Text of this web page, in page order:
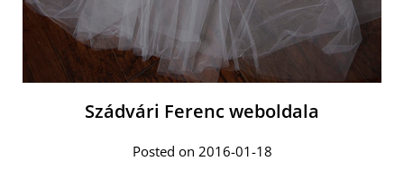
Szádvári Ferenc weboldala
Posted on 2016-01-18